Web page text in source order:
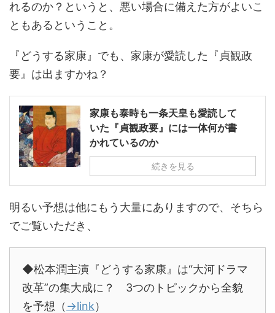
れるのか？というと、悪い場合に備えた方がよいこ
ともあるということ。
『どうする家康』でも、家康が愛読した『貞観政
要』は出ますかね？
家康も泰時も一条天皇も愛読して
いた『貞観政要』には一体何が書
かれているのか
続きを見る
明るい予想は他にもう大量にありますので、そちら
でご覧いただき、
◆松本潤主演『どうする家康』は“大河ドラマ
改革”の集大成に？ 3つのトピックから全貌
を予想（ →link）